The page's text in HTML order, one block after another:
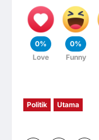
0%
Love
0%
Funny
Politik Utama